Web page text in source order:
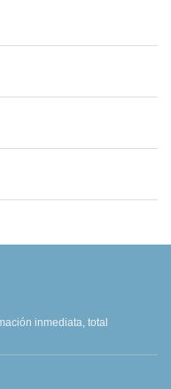
inmediata, total